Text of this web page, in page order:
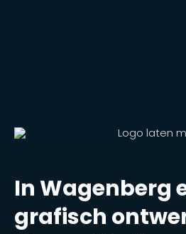
In Wagenberg
grafisch